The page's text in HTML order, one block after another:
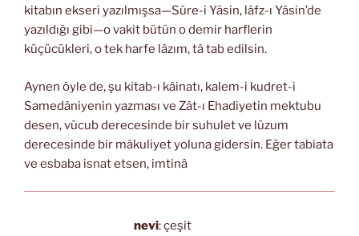
kitabın ekseri yazılmışsa—Sûre-i Yâsin, lâfz-ı Yâsin’de
yazıldığı gibi—o vakit bütün o demir harflerin
küçücükleri, o tek harfe lâzım, tâ tab edilsin.
Aynen öyle de, şu kitab-ı kâinatı, kalem-i kudret-i
Samedâniyenin yazması ve Zât-ı Ehadiyetin mektubu
desen, vücub derecesinde bir suhulet ve lüzum
derecesinde bir mâkuliyet yoluna gidersin. Eğer tabiata
ve esbaba isnat etsen, imtinâ
nevi: çeşit